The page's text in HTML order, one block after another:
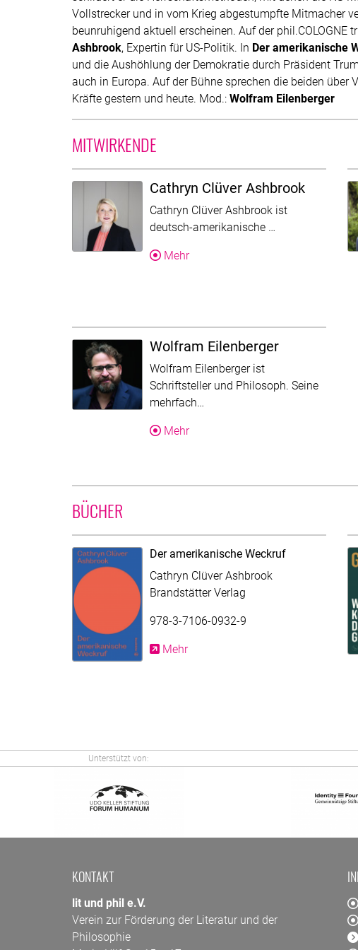
Vollstrecker und in vom Krieg abgestumpfte Mitmacher
beunruhigend aktuell erscheinen. Auf der phil.COLOGNE
Ashbrook, Expertin für US-Politik. In Der amerikanische
und die Aushöhlung der Demokratie durch Präsident
auch in Europa. Auf der Bühne sprechen die beiden
Kräfte gestern und heute. Mod.: Wolfram Eilenberger
MITWIRKENDE
Cathryn Clüver Ashbrook
Cathryn Clüver Ashbrook ist
deutsch-amerikanische … Der Text
MehrÜber Cathryn Clüver Ashbrook
Wolfram Eilenberger
Wolfram Eilenberger ist
Schriftsteller und Philosoph. Seine
mehrfach… Der Text wurde für die
MehrÜber Wolfram Eilenberger
BÜCHER
Der amerikanische Weckruf
Cathryn Clüver Ashbrook
Brandstätter Verlag
978-3-7106-0932-9
Mehr
Unterstützt von:
KONTAKT
lit und phil e.V.
Verein zur Förderung der Literatur und der
Philosophie